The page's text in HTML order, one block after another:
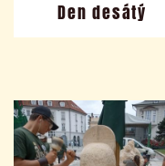
Den desátý